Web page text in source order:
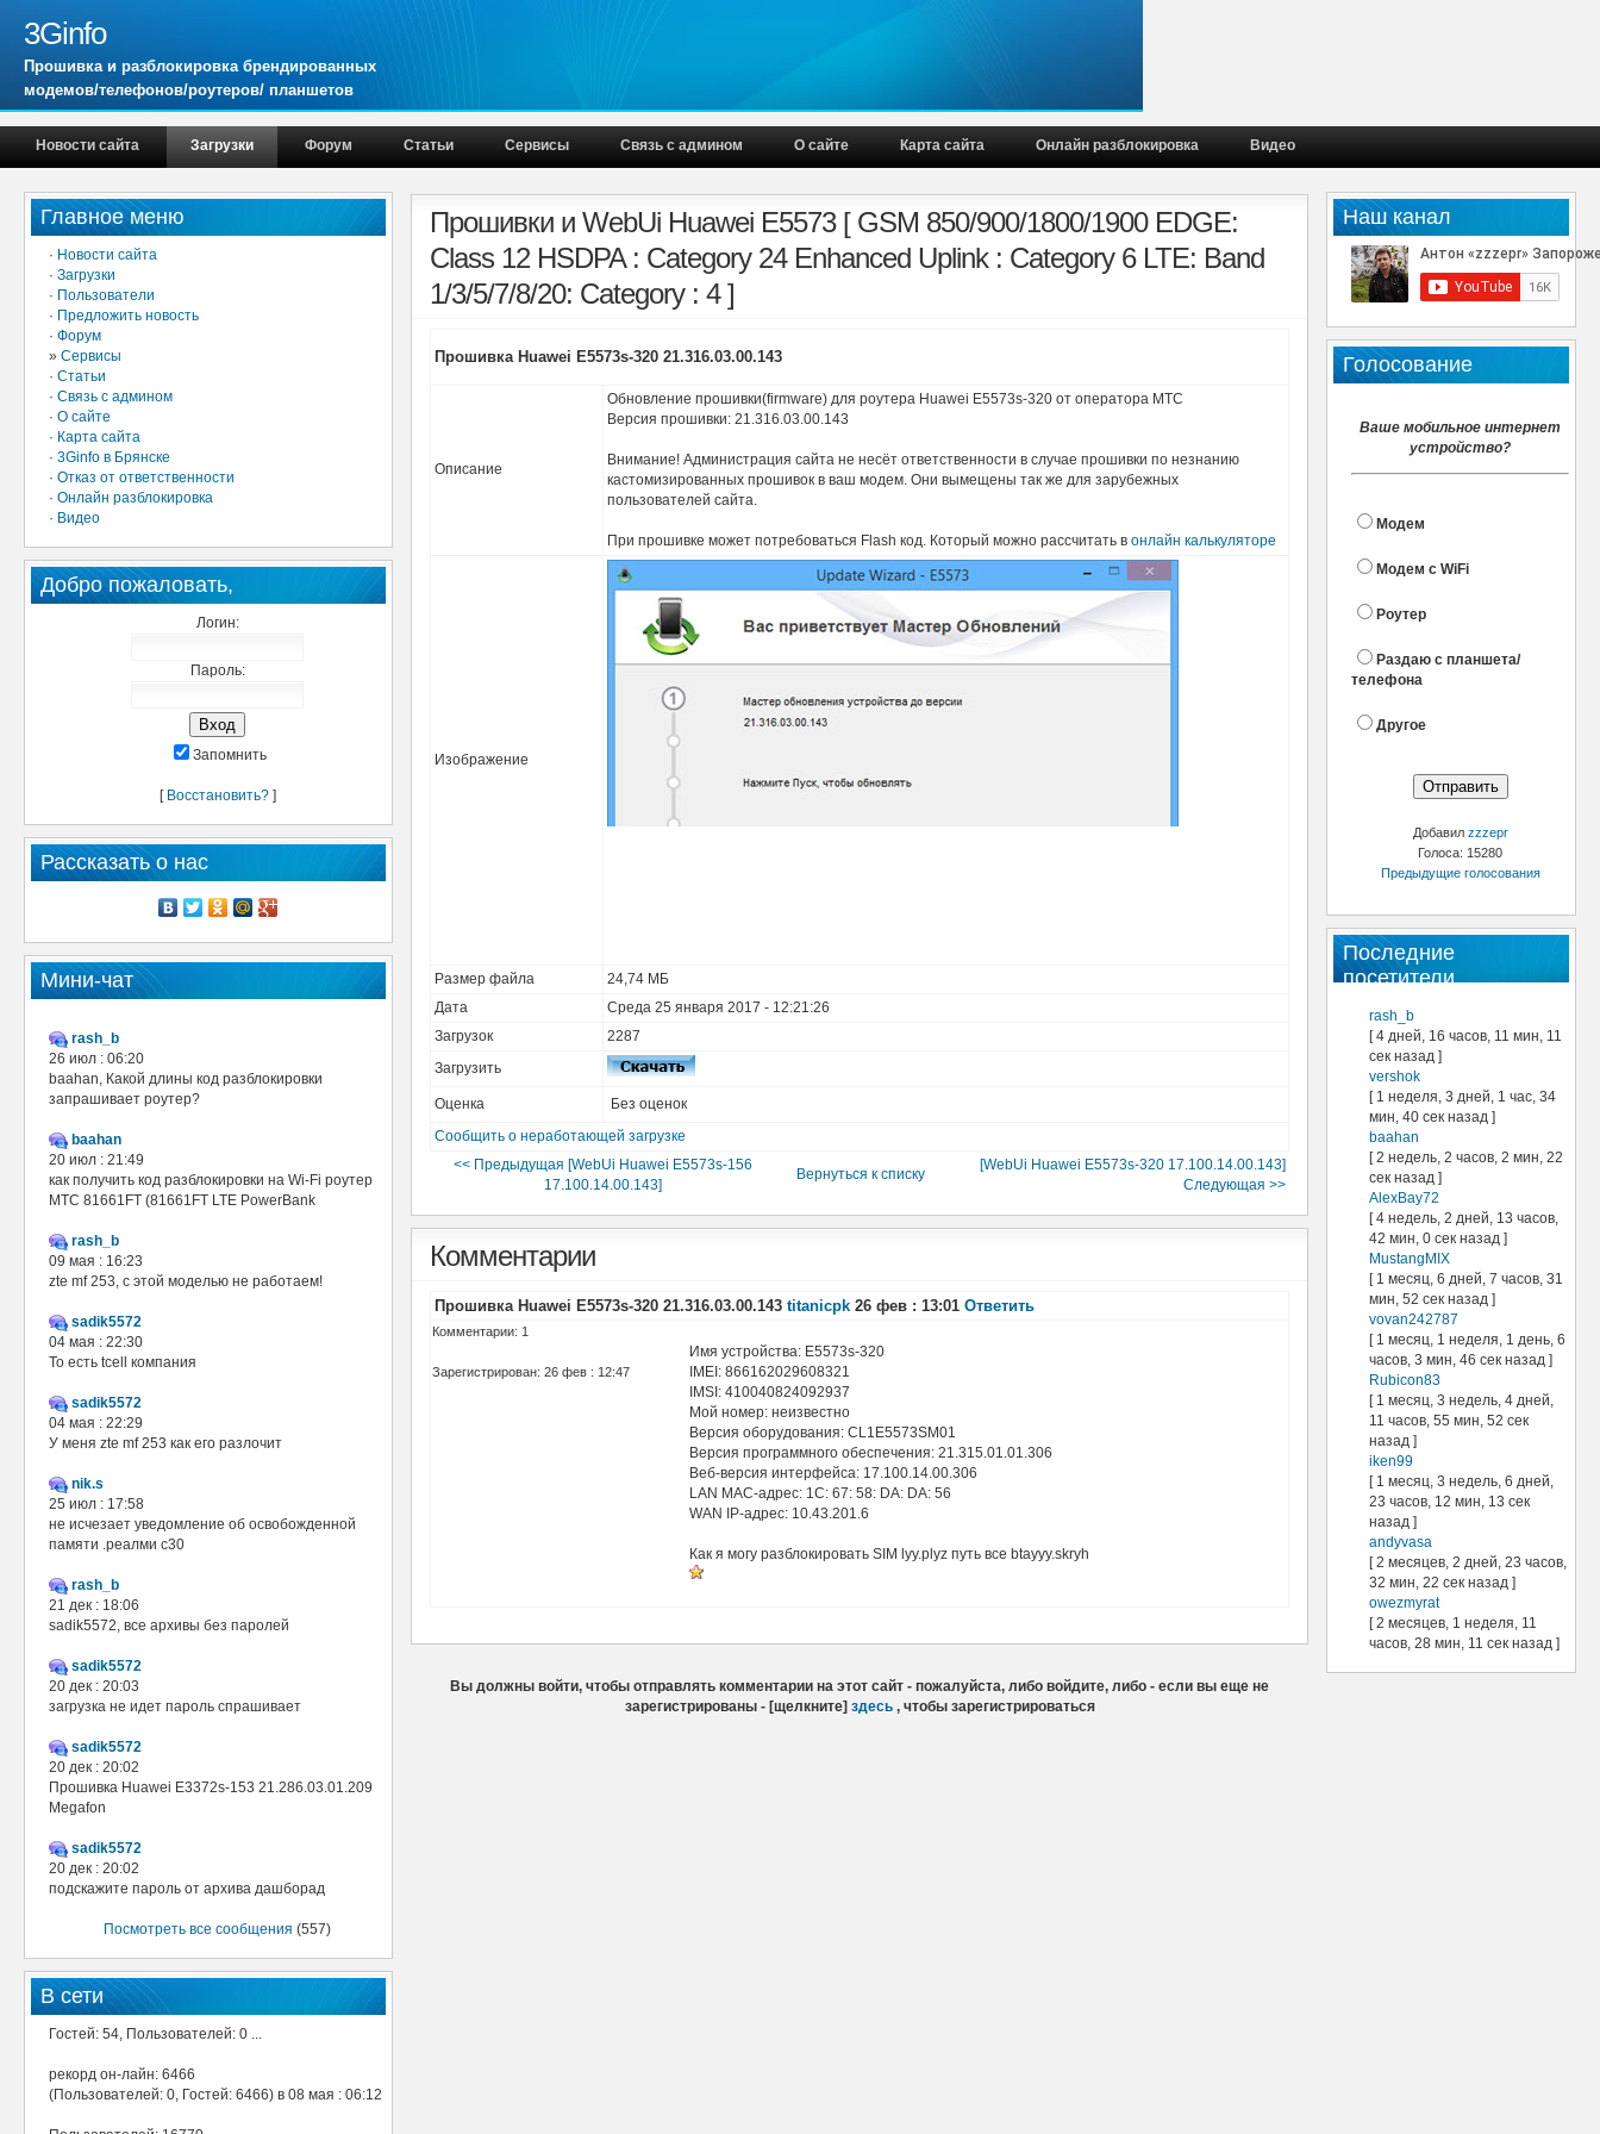
3Ginfo
Прошивка и разблокировка брендированных
модемов/телефонов/роутеров/ планшетов
Новости сайта Загрузки Форум Статьи Сервисы Связь с админом О сайте Карта сайта Онлайн разблокировка Видео
Наш канал
Голосование
Ваше мобильное интернет
устройство?
Модем
Модем с WiFi
Роутер
Раздаю с планшета/
телефона
Другое
Добавил zzzepr
Голоса: 15280
Предыдущие голосования
Последние
посетители
rash_b
[ 4 дней, 16 часов, 11 мин, 11
сек назад ]
vershok
[ 1 неделя, 3 дней, 1 час, 34
мин, 40 сек назад ]
baahan
[ 2 недель, 2 часов, 2 мин, 22
сек назад ]
AlexBay72
[ 4 недель, 2 дней, 13 часов,
42 мин, 0 сек назад ]
MustangMIX
[ 1 месяц, 6 дней, 7 часов, 31
мин, 52 сек назад ]
vovan242787
[ 1 месяц, 1 неделя, 1 день, 6
часов, 3 мин, 46 сек назад ]
Rubicon83
[ 1 месяц, 3 недель, 4 дней,
11 часов, 55 мин, 52 сек
назад ]
iken99
[ 1 месяц, 3 недель, 6 дней,
23 часов, 12 мин, 13 сек
назад ]
andyvasa
[ 2 месяцев, 2 дней, 23 часов,
32 мин, 22 сек назад ]
owezmyrat
[ 2 месяцев, 1 неделя, 11
часов, 28 мин, 11 сек назад ]
Главное меню
· Новости сайта
· Загрузки
· Пользователи
· Предложить новость
· Форум
» Сервисы
· Статьи
· Связь с админом
· О сайте
· Карта сайта
· 3Ginfo в Брянске
· Отказ от ответственности
· Онлайн разблокировка
· Видео
Добро пожаловать,
Логин:
Пароль:
Запомнить
[ Восстановить?]
Рассказать о нас
Мини-чат
rash_b
26 июл : 06:20
baahan, Какой длины код разблокировки
запрашивает роутер?
baahan
20 июл : 21:49
как получить код разблокировки на Wi-Fi роутер
МТС 81661FT (81661FT LTE PowerBank
rash_b
09 мая : 16:23
zte mf 253, с этой моделью не работаем!
sadik5572
04 мая : 22:30
То есть tcell компания
sadik5572
04 мая : 22:29
У меня zte mf 253 как его разлочит
nik.s
25 июл : 17:58
не исчезает уведомление об освобожденной
памяти .реалми с30
rash_b
21 дек : 18:06
sadik5572, все архивы без паролей
sadik5572
20 дек : 20:03
загрузка не идет пароль спрашивает
sadik5572
20 дек : 20:02
Прошивка Huawei E3372s-153 21.286.03.01.209
Megafon
sadik5572
20 дек : 20:02
подскажите пароль от архива дашборад
Посмотреть все сообщения (557)
В сети
Гостей: 54, Пользователей: 0 ...
рекорд он-лайн: 6466
(Пользователей: 0, Гостей: 6466) в 08 мая : 06:12
Прошивки и WebUi Huawei E5573 [ GSM 850/900/1800/1900 EDGE:
Class 12 HSDPA : Category 24 Enhanced Uplink : Category 6 LTE: Band
1/3/5/7/8/20: Category : 4 ]
Прошивка Huawei E5573s-320 21.316.03.00.143
Описание
Обновление прошивки(firmware) для роутера Huawei E5573s-320 от оператора МТС
Версия прошивки: 21.316.03.00.143
Внимание! Администрация сайта не несёт ответственности в случае прошивки по незнанию
кастомизированных прошивок в ваш модем. Они вымещены так же для зарубежных
пользователей сайта.
При прошивке может потребоваться Flash код. Который можно расcчитать в онлайн калькуляторе
Изображение
Размер файла
24,74 МБ
Дата
Среда 25 января 2017 - 12:21:26
Загрузок
2287
Загрузить
Оценка
Без оценок
Сообщить о неработающей загрузке
<< Предыдущая [WebUi Huawei E5573s-156
17.100.14.00.143]
Вернуться к списку
[WebUi Huawei E5573s-320 17.100.14.00.143]
Следующая >>
Комментарии
Прошивка Huawei E5573s-320 21.316.03.00.143 titanicpk 26 фев : 13:01 Ответить
Комментарии: 1
Зарегистрирован: 26 фев : 12:47
Имя устройства: E5573s-320
IMEI: 866162029608321
IMSI: 410040824092937
Мой номер: неизвестно
Версия оборудования: CL1E5573SM01
Версия программного обеспечения: 21.315.01.01.306
Веб-версия интерфейса: 17.100.14.00.306
LAN MAC-адрес: 1C: 67: 58: DA: DA: 56
WAN IP-адрес: 10.43.201.6
Как я могу разблокировать SIM lyy.plyz путь все btayyy.skryh
Вы должны войти, чтобы отправлять комментарии на этот сайт - пожалуйста, либо войдите, либо - если вы еще не
зарегистрированы - [щелкните] здесь, чтобы зарегистрироваться